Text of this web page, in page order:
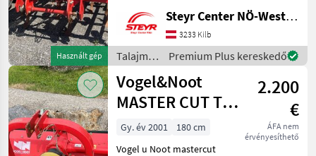
Használt gép
Kombinált magágykészítő
gépek
Steyr Center NÖ-West - Standort Kilb
3233 Kilb
Talajművelő
gépek /
Vogel&Noot
Premium Plus kereskedő
Vogel&Noot
MASTER CUT TK
160
2.200
€
ÁFA nem
érvényesíthető
Gy. év 2001
180 cm
Vogel u Noot mastercut